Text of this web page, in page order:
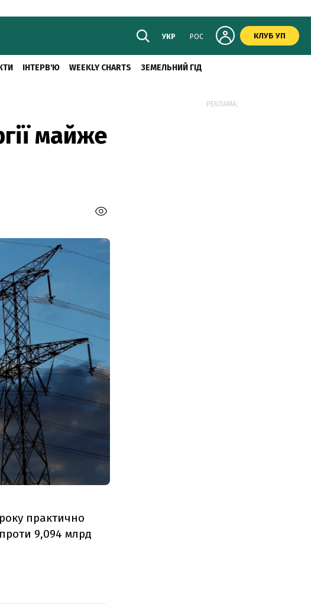
УКР РОС КЛУБ УП
ІНТЕРВ'Ю WEEKLY CHARTS ЗЕМЕЛЬНИЙ ГІД
майже
практично
9,094 млрд
РЕКЛАМА: